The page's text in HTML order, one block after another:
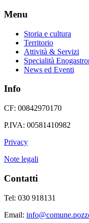
Menu
Storia e cultura
Territorio
Attività & Servizi
Specialità
News ed Eventi
Info
CF: 00842970170
P.IVA: 00581410982
Privacy
Note legali
Contatti
Tel: 030 918131
Email: